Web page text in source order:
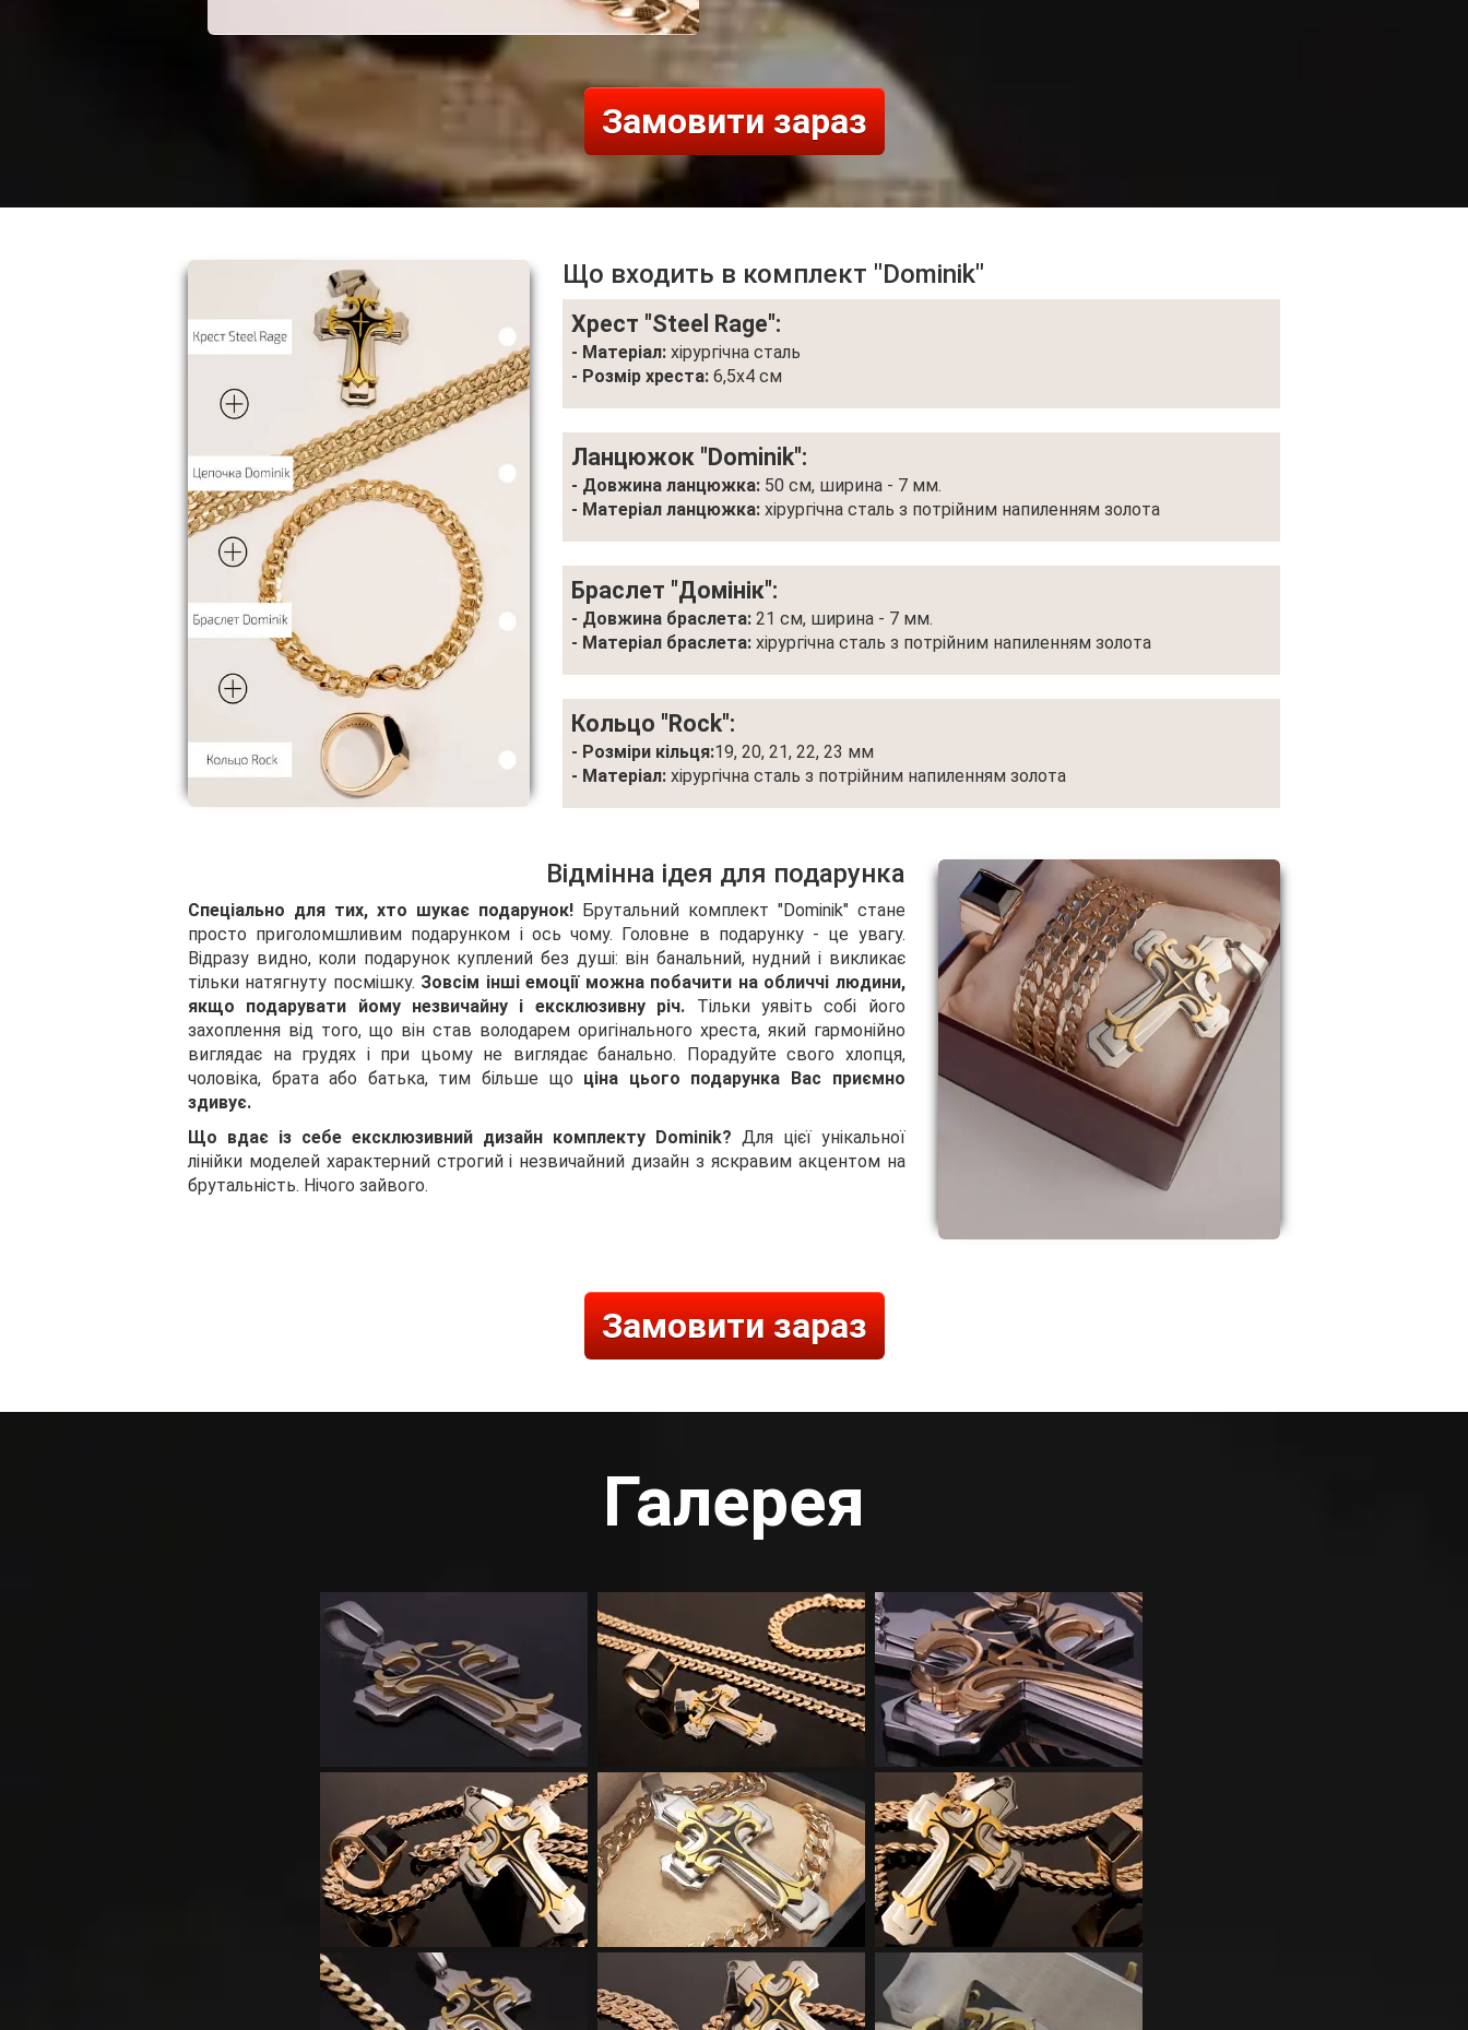
Замовити зараз
Що входить в комплект "Dominik"
Хрест "Steel Rage":
- Матеріал: хірургічна сталь
- Розмір хреста: 6,5х4 см
Ланцюжок "Dominik":
- Довжина ланцюжка: 50 см, ширина - 7 мм.
- Матеріал ланцюжка: хірургічна сталь з потрійним напиленням золота
Браслет "Домінік":
- Довжина браслета: 21 см, ширина - 7 мм.
- Матеріал браслета: хірургічна сталь з потрійним напиленням золота
Кольцо "Rock":
- Розміри кільця:19, 20, 21, 22, 23 мм
- Матеріал: хірургічна сталь з потрійним напиленням золота
Відмінна ідея для подарунка
Спеціально для тих, хто шукає подарунок!Брутальний комплект "Dominik" стане
просто приголомшливим подарунком і ось чому. Головне в подарунку - це увагу.
Відразу видно, коли подарунок куплений без душі: він банальний, нудний і викликає
тільки натягнуту посмішку. Зовсім інші емоції можна побачити на обличчі людини,
якщо подарувати йому незвичайну і ексклюзивну річ. Тільки уявіть собі його
захоплення від того, що він став володарем оригінального хреста, який гармонійно
виглядає на грудях і при цьому не виглядає банально. Порадуйте свого хлопця,
чоловіка, брата або батька, тим більше що ціна цього подарунка Вас приємно
здивує.
Що вдає із себе ексклюзивний дизайн комплекту Dominik? Для цієї унікальної
лінійки моделей характерний строгий і незвичайний дизайн з яскравим акцентом на
брутальність. Нічого зайвого.
Замовити зараз
Галерея